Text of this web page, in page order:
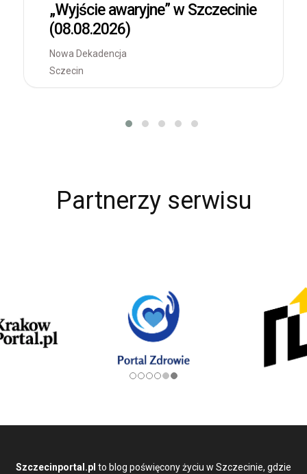
„Wyjście awaryjne” w Szczecinie
(08.08.2026)
Nowa Dekadencja
Sczecin
Partnerzy serwisu
Szczecinportal.pl to blog poświęcony życiu w Szczecinie, gdzie